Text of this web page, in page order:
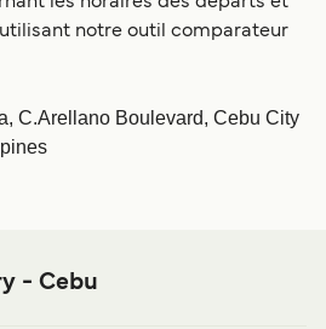
notre outil comparateur
C.Arellano Boulevard, Cebu City
- Cebu